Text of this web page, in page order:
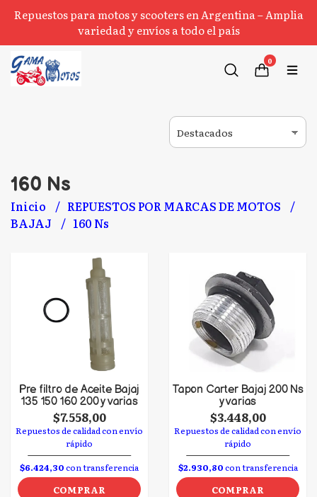
Repuestos para motos y scooters en Argentina – Amplia
variedad y envíos a todo el país
0
160 Ns
Inicio
REPUESTOS POR MARCAS DE MOTOS
BAJAJ
160 Ns
Pre filtro de Aceite Bajaj
135 150 160 200 y varias
$7.558,00
Repuestos de calidad con envío
rápido
$6.424,30con transferencia
COMPRAR
Tapon Carter Bajaj 200 Ns
y varias
$3.448,00
Repuestos de calidad con envío
rápido
$2.930,80con transferencia
COMPRAR